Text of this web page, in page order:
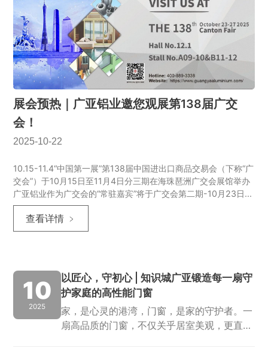
展会预热｜广亚铝业邀您观展第138届广交
会！
2025-10-22
10.15-11.4“中国第一展”第138届中国进出口商品交易会（下称“广
交会”）于10月15日至11月4日分三期在海珠琶洲广交会展馆举办
广亚铝业作为广交会的“常驻嘉宾”将于广交会第二期-10月23日...
查看详情 ﹥
10
2025
以匠心，守初心 | 知识城广亚锻造每一扇守
护家庭的高性能门窗
家，是心灵的港湾，门窗，是家的守护者。一
扇高品质的门窗，不仅关乎居室美观，更直接